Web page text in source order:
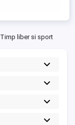
Timp liber si sport